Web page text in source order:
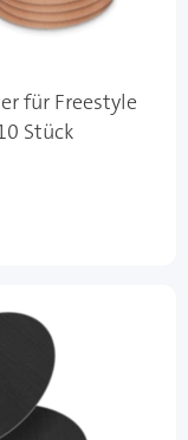
für Freestyle
Stück